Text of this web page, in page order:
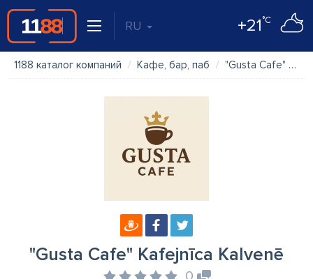
RU +21°C
1188 каталог компаний Кафе, бар, паб "Gusta Cafe" Kafejnīca Kalvenē
"Gusta Cafe" Kafejnīca Kalvenē